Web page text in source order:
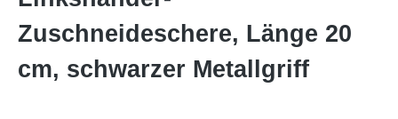
Zuschneideschere, Länge 20
cm, schwarzer Metallgriff